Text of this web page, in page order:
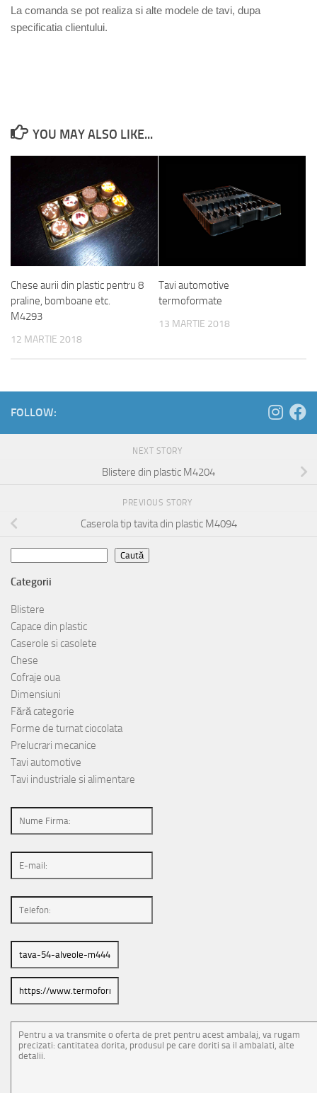
La comanda se pot realiza si alte modele de tavi, dupa
specificatia clientului.
YOU MAY ALSO LIKE...
Chese aurii din plastic pentru 8
praline, bomboane etc.
M4293
12 MARTIE 2018
Tavi automotive
termoformate
13 MARTIE 2018
FOLLOW:
NEXT STORY
Blistere din plastic M4204
PREVIOUS STORY
Caserola tip tavita din plastic M4094
Caută
Categorii
Blistere
Capace din plastic
Caserole si casolete
Chese
Cofraje oua
Dimensiuni
Fără categorie
Forme de turnat ciocolata
Prelucrari mecanice
Tavi automotive
Tavi industriale si alimentare